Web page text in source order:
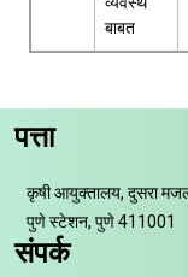
बाबत
पत्ता
कृषी आयुक्तालय, दुसरा
पुणे स्टेशन, पुणे 411001
संपर्क